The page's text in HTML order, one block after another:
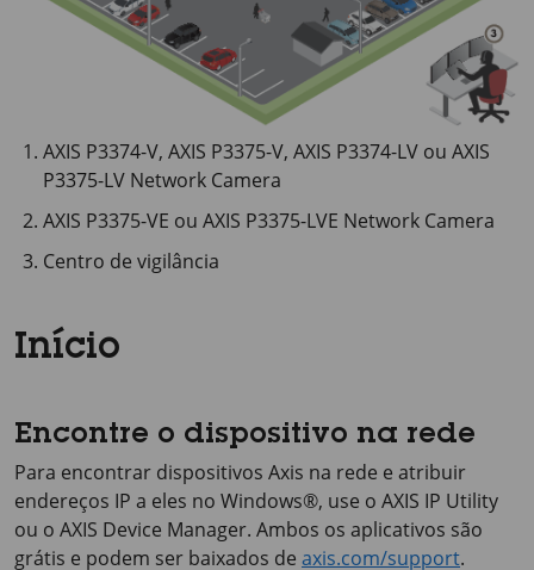
AXIS P3374-V, AXIS P3375-V, AXIS P3374-LV ou AXIS
P3375-LV Network Camera
AXIS P3375-VE ou AXIS P3375-LVE Network Camera
Centro de vigilância
Início
Encontre o dispositivo na rede
Para encontrar dispositivos Axis na rede e atribuir
endereços IP a eles no Windows®, use o AXIS IP Utility
ou o AXIS Device Manager. Ambos os aplicativos são
grátis e podem ser baixados de axis.com/support.